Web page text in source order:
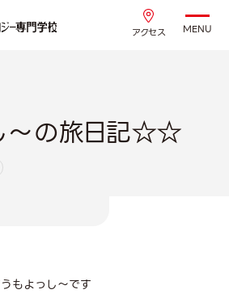
アクセス MENU
の旅日記☆☆
もよっし～です